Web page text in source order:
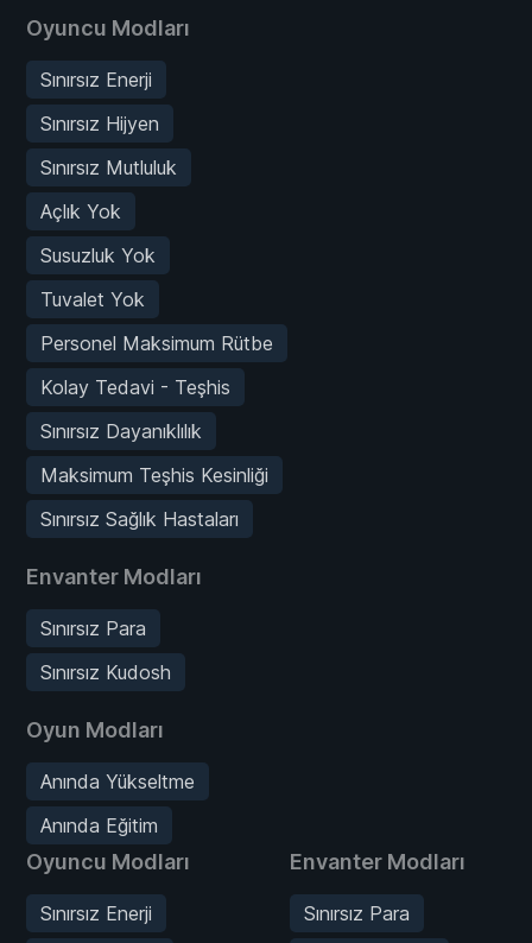
Oyuncu Modları
Sınırsız Enerji
Sınırsız Hijyen
Sınırsız Mutluluk
Açlık Yok
Susuzluk Yok
Tuvalet Yok
Personel Maksimum Rütbe
Kolay Tedavi - Teşhis
Sınırsız Dayanıklılık
Maksimum Teşhis Kesinliği
Sınırsız Sağlık Hastaları
Envanter Modları
Sınırsız Para
Sınırsız Kudosh
Oyun Modları
Anında Yükseltme
Anında Eğitim
Oyuncu Modları
Sınırsız Enerji
Envanter Modları
Sınırsız Para